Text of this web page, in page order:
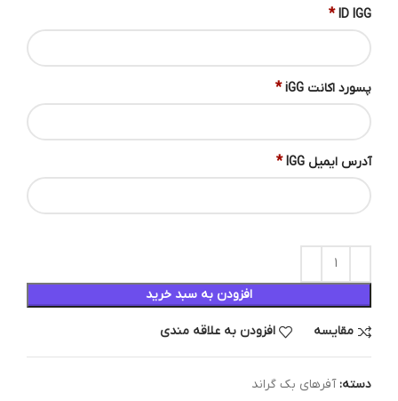
ID IGG
*
پسورد اکانت iGG *
آدرس ایمیل IGG *
افزودن به سبد خرید
مقایسه افزودن به علاقه مندی
دسته: آفرهای بک گراند